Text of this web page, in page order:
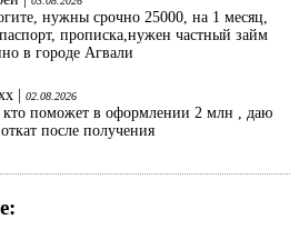
нужны срочно 25000, на 1 месяц,
паспорт, прописка,нужен частный займ
в городе Агвали
| 02.08.2026
поможет в оформлении 2 млн , даю
после получения